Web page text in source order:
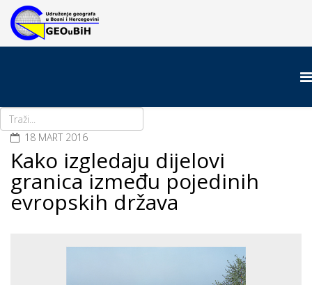
18 MART 2016
Kako izgledaju dijelovi
granica između pojedinih
evropskih država